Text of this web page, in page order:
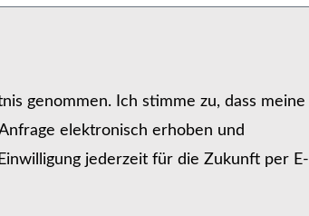
genommen. Ich stimme zu, dass meine
elektronisch erhoben und
jederzeit für die Zukunft per E-